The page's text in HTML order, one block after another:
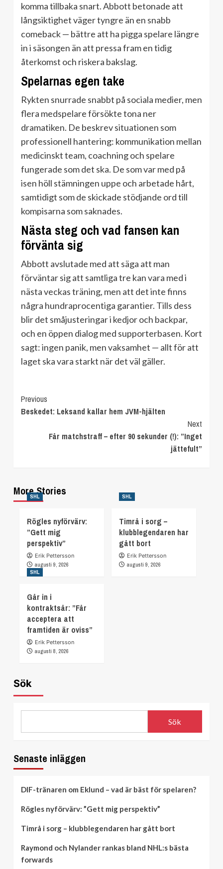
komma tillbaka snart. Abbott betonade att
långsiktighet väger tyngre än en snabb
comeback — bättre att ha pigga spelare längre
in i säsongen än att pressa fram en tidig
återkomst och riskera bakslag.
Spelarnas egen take
Rykten snurrade snabbt på sociala medier, men
flera medspelare försökte tona ner
dramatiken. De beskrev situationen som
professionell hantering: kommunikation mellan
medicinskt team, coachning och spelare
fungerade som det ska. De som var med på
isen höll stämningen uppe och arbetade hårt,
samtidigt som de skickade stödjande ord till
kompisarna som saknades.
Nästa steg och vad fansen kan
förvänta sig
Abbott avslutade med att säga att man
förväntar sig att samtliga tre kan vara med i
nästa veckas träning, men att det inte finns
några hundraprocentiga garantier. Tills dess
blir det småjusteringar i kedjor och backpar,
och en öppen dialog med supporterbasen. Kort
sagt: ingen panik, men vaksamhet — allt för att
laget ska vara starkt när det väl gäller.
Continue
Reading
Previous
Beskedet: Leksand kallar hem JVM-hjälten
Next
Får matchstraff – efter 90 sekunder (!): ”Inget
jättefult”
More Stories
SHL
Rögles nyförvärv:
”Gett mig
perspektiv”
Erik Pettersson
augusti 9, 2026
SHL
Timrå i sorg –
klubblegendaren har
gått bort
Erik Pettersson
augusti 9, 2026
SHL
Går in i
kontraktsår: ”Får
acceptera att
framtiden är oviss”
Erik Pettersson
augusti 8, 2026
Sök
Sök
Senaste inläggen
DIF-tränaren om Eklund – vad är bäst för spelaren?
Rögles nyförvärv: ”Gett mig perspektiv”
Timrå i sorg – klubblegendaren har gått bort
Raymond och Nylander rankas bland NHL:s bästa
forwards